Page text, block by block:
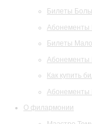
Билеты
Абонементы
Билеты
Абонементы
Как купить
Абонементы
О филармонии